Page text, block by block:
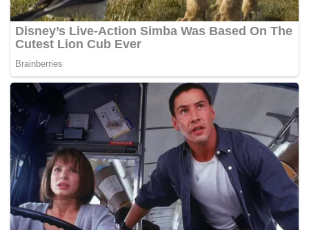
peran pemadam kebakaran dan penyelamatan.